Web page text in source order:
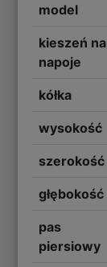
model
kieszeń na
napoje
kółka
wysokość
szerokość
głębokość
pas
piersiowy